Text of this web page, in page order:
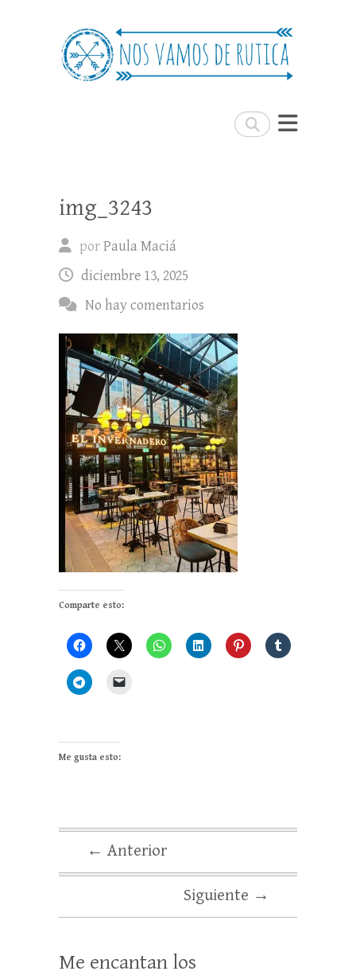
Buscar
Nos Vamos de Rutica
img_3243
porPaula Maciá
diciembre 13, 2025
No hay comentarios
Comparte esto:
Me gusta esto:
← Anterior
Siguiente →
Me encantan los